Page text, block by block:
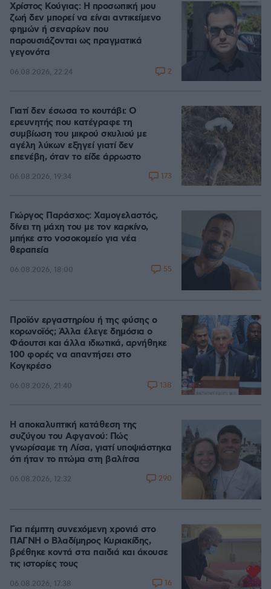
Χρίστος Κούγιας: Η προσωπική μου
ζωή δεν μπορεί να είναι αντικείμενο
φημών ή σεναρίων που
παρουσιάζονται ως πραγματικά
γεγονότα
06.08.2026, 22:24 2
Γιατί δεν έσωσα το κουτάβι: Ο
ερευνητής που κατέγραφε τη
συμβίωση του μικρού σκυλιού με
αγέλη λύκων εξηγεί γιατί δεν
επενέβη, όταν το είδε άρρωστο
06.08.2026, 19:34 173
Γιώργος Παράσχος: Χαμογελαστός,
δίνει τη μάχη του με τον καρκίνο,
μπήκε στο νοσοκομείο για νέα
θεραπεία
06.08.2026, 18:00 55
Προϊόν εργαστηρίου ή της φύσης ο
κορωνοϊός; Άλλα έλεγε δημόσια ο
Φάουτσι και άλλα ιδιωτικά, αρνήθηκε
100 φορές να απαντήσει στο
Κογκρέσο
06.08.2026, 21:40 138
Η αποκαλυπτική κατάθεση της
συζύγου του Αφγανού: Πώς
γνωρίσαμε τη Λίσα, γιατί υποψιάστηκα
ότι ήταν το πτώμα στη βαλίτσα
06.08.2026, 12:32 290
Για πέμπτη συνεχόμενη χρονιά στο
ΠΑΓΝΗ ο Βλαδίμηρος Κυριακίδης,
βρέθηκε κοντά στα παιδιά και άκουσε
τις ιστορίες τους
06.08.2026, 17:38 16